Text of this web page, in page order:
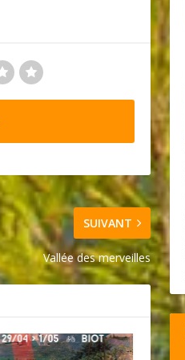
SUIVANT
Vallée des merveilles